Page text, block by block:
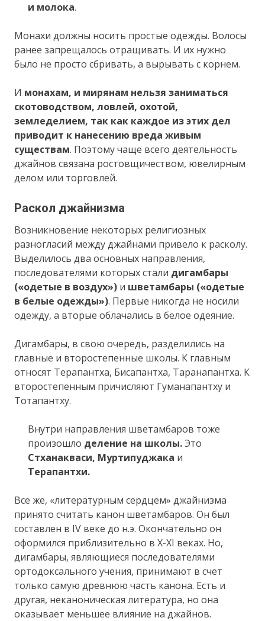
и молока.
Монахи должны носить простые одежды. Волосы
ранее запрещалось отращивать. И их нужно
было не просто сбривать, а вырывать с корнем.
И монахам, и мирянам нельзя заниматься
скотоводством, ловлей, охотой,
земледелием, так как каждое из этих дел
приводит к нанесению вреда живым
существам. Поэтому чаще всего деятельность
джайнов связана ростовщичеством, ювелирным
делом или торговлей.
Раскол джайнизма
Возникновение некоторых религиозных
разногласий между джайнами привело к расколу.
Выделилось два основных направления,
последователями которых стали дигамбары
(«одетые в воздух») и шветамбары («одетые
в белые одежды»). Первые никогда не носили
одежду, а вторые облачались в белое одеяние.
Дигамбары, в свою очередь, разделились на
главные и второстепенные школы. К главным
относят Терапантха, Бисапантха, Таранапантха. К
второстепенным причисляют Гуманапантху и
Тотапантху.
Внутри направления шветамбаров тоже
произошло деление на школы.Это
Стханакваси, Муртипуджака и
Терапантхи.
Все же, «литературным сердцем» джайнизма
принято считать канон шветамбаров. Он был
составлен в IV веке до н.э. Окончательно он
оформился приблизительно в X-XI веках. Но,
дигамбары, являющиеся последователями
ортодоксального учения, принимают в счет
только самую древнюю часть канона. Есть и
другая, неканоническая литература, но она
оказывает меньшее влияние на джайнов.